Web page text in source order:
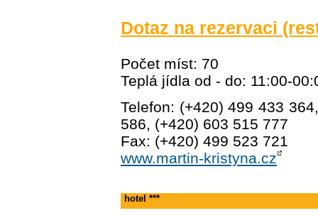
Dotaz na rezervaci
Počet míst: 70
Teplá jídla od - do: 11:00-
Telefon: (+420) 499 433
586, (+420) 603 515 777
Fax: (+420) 499 523 721
www.martin-kristyna.cz
hotel ***